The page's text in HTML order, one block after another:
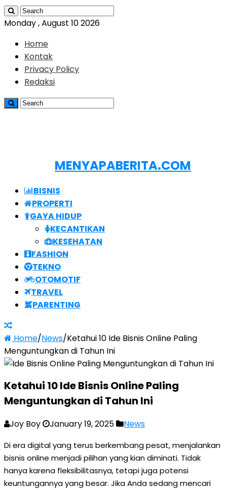
Monday , August 10 2026
Home
Kontak
Privacy Policy
Redaksi
MENYAPABERITA.COM
BISNIS
PROPERTI
GAYA HIDUP
KECANTIKAN
KESEHATAN
FASHION
TEKNO
OTOMOTIF
TRAVEL
PARENTING
Home/News/Ketahui 10 Ide Bisnis Online Paling
Menguntungkan di Tahun Ini
Ketahui 10 Ide Bisnis Online Paling
Menguntungkan di Tahun Ini
Joy Boy January 19, 2025 News
Di era digital yang terus berkembang pesat, menjalankan
bisnis online menjadi pilihan yang kian diminati. Tidak
hanya karena fleksibilitasnya, tetapi juga potensi
keuntungannya yang besar. Jika Anda sedang mencari